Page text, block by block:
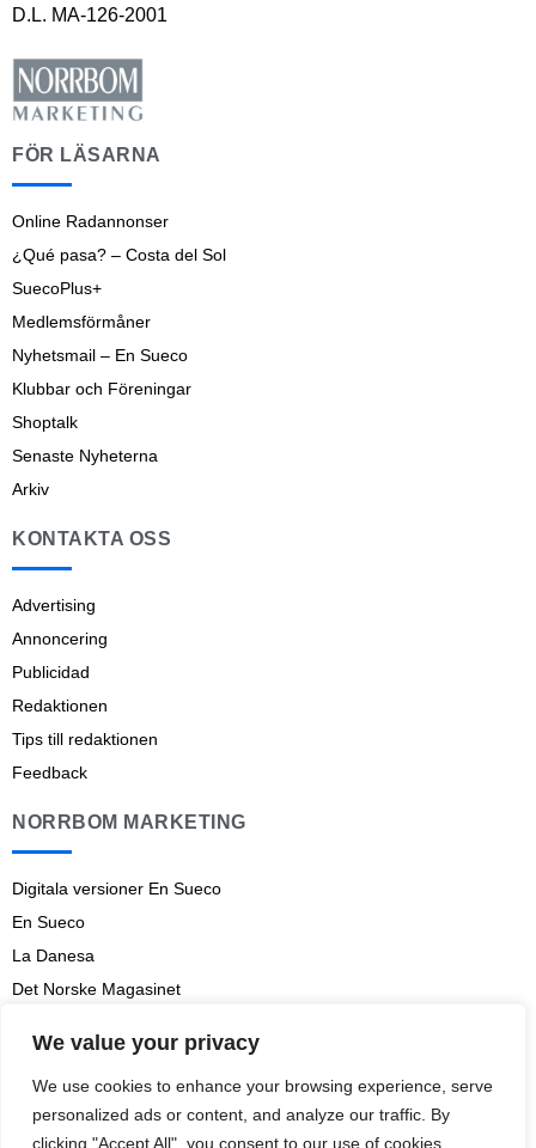
We value your privacy
We use cookies to enhance your browsing experience, serve
personalized ads or content, and analyze our traffic. By
clicking "Accept All", you consent to our use of cookies.
D.L. MA-126-2001
FÖR LÄSARNA
Online Radannonser
¿Qué pasa? – Costa del Sol
SuecoPlus+
Medlemsförmåner
Nyhetsmail – En Sueco
Klubbar och Föreningar
Shoptalk
Senaste Nyheterna
Arkiv
KONTAKTA OSS
Advertising
Annoncering
Publicidad
Redaktionen
Tips till redaktionen
Feedback
NORRBOM MARKETING
Digitala versioner En Sueco
En Sueco
La Danesa
Det Norske Magasinet
Aviso legal
Prenumerationsvillkor